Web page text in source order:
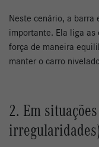
Neste cenário, a barra
importante. Ela liga as
força de maneira
manter o carro
2. Em